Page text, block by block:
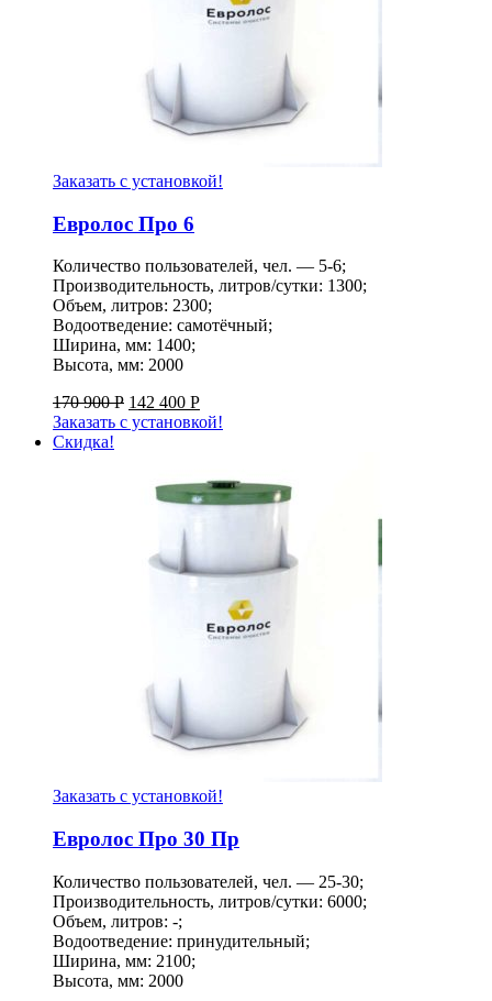
Заказать с установкой!
Евролос Про 6
Количество пользователей, чел. — 5-6;
Производительность, литров/сутки: 1300;
Объем, литров: 2300;
Водоотведение: самотёчный;
Ширина, мм: 1400;
Высота, мм: 2000
170 900Р 142 400 Р
Заказать с установкой!
Скидка!
Заказать с установкой!
Евролос Про 30 Пр
Количество пользователей, чел. — 25-30;
Производительность, литров/сутки: 6000;
Объем, литров: -;
Водоотведение: принудительный;
Ширина, мм: 2100;
Высота, мм: 2000